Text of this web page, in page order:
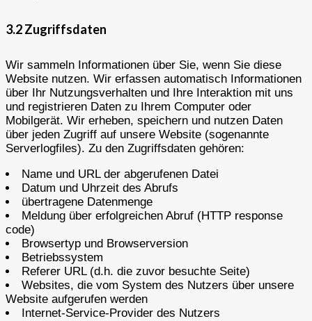
3.2 Zugriffsdaten
Wir sammeln Informationen über Sie, wenn Sie diese
Website nutzen. Wir erfassen automatisch Informationen
über Ihr Nutzungsverhalten und Ihre Interaktion mit uns
und registrieren Daten zu Ihrem Computer oder
Mobilgerät. Wir erheben, speichern und nutzen Daten
über jeden Zugriff auf unsere Website (sogenannte
Serverlogfiles). Zu den Zugriffsdaten gehören:
Name und URL der abgerufenen Datei
Datum und Uhrzeit des Abrufs
übertragene Datenmenge
Meldung über erfolgreichen Abruf (HTTP response
code)
Browsertyp und Browserversion
Betriebssystem
Referer URL (d.h. die zuvor besuchte Seite)
Websites, die vom System des Nutzers über unsere
Website aufgerufen werden
Internet-Service-Provider des Nutzers